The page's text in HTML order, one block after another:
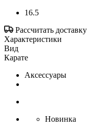
16.5
Рассчитать доставку
Характеристики
Вид
Карате
Аксессуары
Новинка